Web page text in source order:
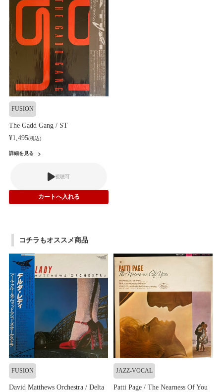
FUSION
The Gadd Gang / ST
¥1,495(税込)
詳細を見る
視聴可
コチラもオススメ商品
FUSION
David Matthews Orchestra / Delta
JAZZ-VOCAL
Patti Page / The Nearness Of You